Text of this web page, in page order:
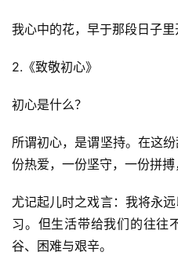
我心中的花，早于那段日子里
2.《致敬初心》
初心是什么？
所谓初心，是谓坚持。在这
份热爱，一份坚守，一份拼搏
尤记起儿时之戏言：我将永
习。但生活带给我们的往往
谷、困难与艰辛。